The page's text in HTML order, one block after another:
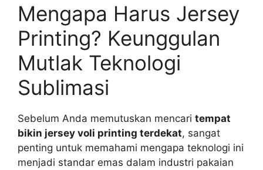
Mengapa Harus Jersey
Printing? Keunggulan
Mutlak Teknologi
Sublimasi
Sebelum Anda memutuskan mencari tempat
bikin jersey voli printing terdekat, sangat
penting untuk memahami mengapa teknologi ini
menjadi standar emas dalam industri pakaian